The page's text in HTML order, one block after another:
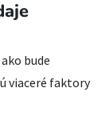
bude
viaceré faktory